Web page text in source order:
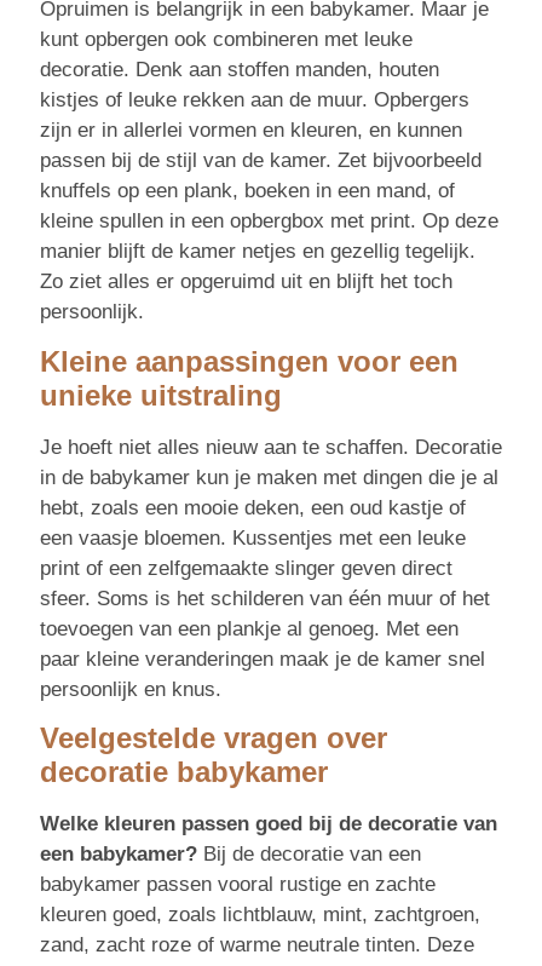
Opruimen is belangrijk in een babykamer. Maar je
kunt opbergen ook combineren met leuke
decoratie. Denk aan stoffen manden, houten
kistjes of leuke rekken aan de muur. Opbergers
zijn er in allerlei vormen en kleuren, en kunnen
passen bij de stijl van de kamer. Zet bijvoorbeeld
knuffels op een plank, boeken in een mand, of
kleine spullen in een opbergbox met print. Op deze
manier blijft de kamer netjes en gezellig tegelijk.
Zo ziet alles er opgeruimd uit en blijft het toch
persoonlijk.
Kleine aanpassingen voor een
unieke uitstraling
Je hoeft niet alles nieuw aan te schaffen. Decoratie
in de babykamer kun je maken met dingen die je al
hebt, zoals een mooie deken, een oud kastje of
een vaasje bloemen. Kussentjes met een leuke
print of een zelfgemaakte slinger geven direct
sfeer. Soms is het schilderen van één muur of het
toevoegen van een plankje al genoeg. Met een
paar kleine veranderingen maak je de kamer snel
persoonlijk en knus.
Veelgestelde vragen over
decoratie babykamer
Welke kleuren passen goed bij de decoratie van
een babykamer?Bij de decoratie van een
babykamer passen vooral rustige en zachte
kleuren goed, zoals lichtblauw, mint, zachtgroen,
zand, zacht roze of warme neutrale tinten. Deze